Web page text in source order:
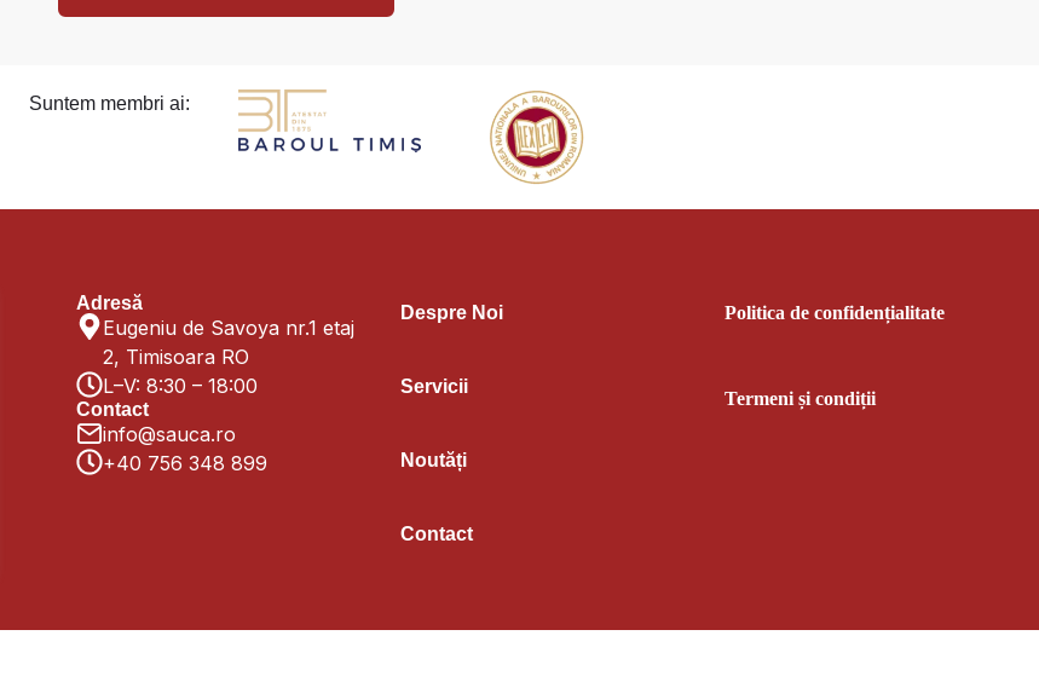
Suntem membri ai:
Adresă
Eugeniu de Savoya nr.1 etaj
2, Timisoara RO
L–V: 8:30 – 18:00
Contact
info@sauca.ro
+40 756 348 899
Despre Noi
Servicii
Noutăți
Contact
Politica de confidențialitate
Termeni și condiții